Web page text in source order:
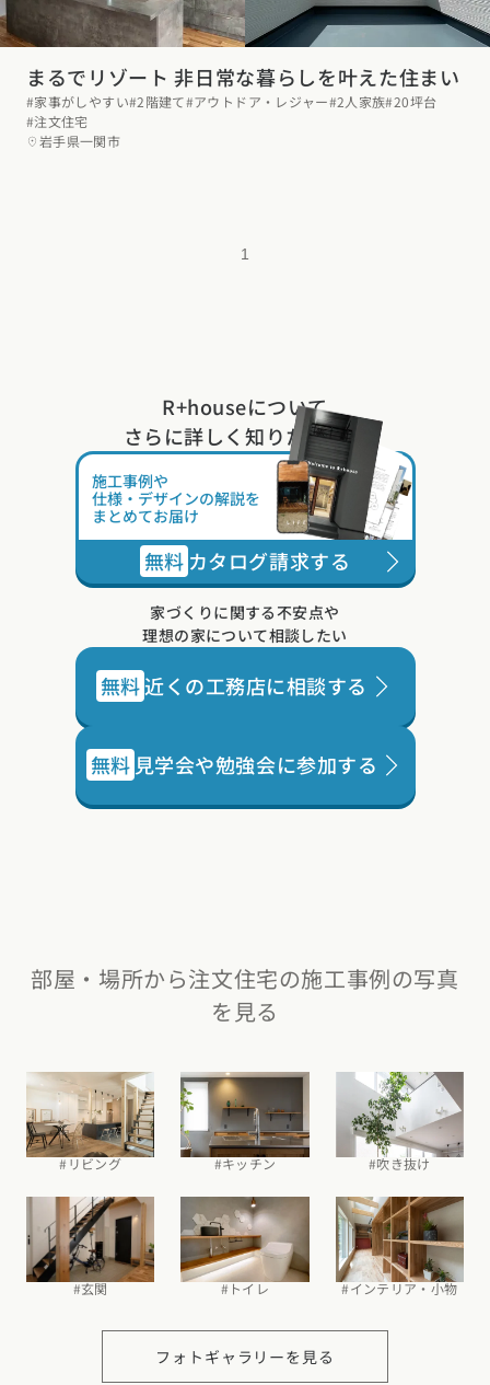
まるでリゾート 非日常な暮らしを叶えた住まい
#家事がしやすい#2階建て#アウトドア・レジャー#2人家族#20坪台
#注文住宅
岩手県一関市
1
R+houseについて
さらに詳しく知りたい方は
施工事例や
仕様・デザインの解説を
まとめてお届け
無料 カタログ請求する
家づくりに関する不安点や
理想の家について相談したい
無料近くの工務店に相談する
無料 見学会や勉強会に参加する
部屋・場所から注文住宅の施工事例の写真
を見る
#リビング #キッチン #吹き抜け
#玄関 #トイレ #インテリア・小物
フォトギャラリーを見る